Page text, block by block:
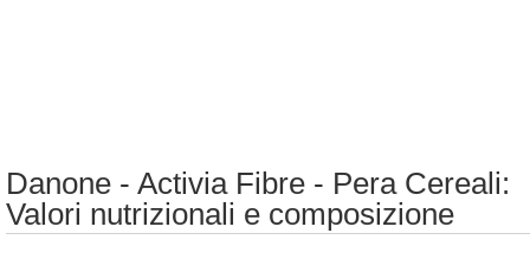
Danone - Activia Fibre - Pera Cereali:
Valori nutrizionali e composizione